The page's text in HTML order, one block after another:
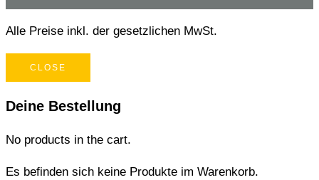
Alle Preise inkl. der gesetzlichen MwSt.
CLOSE
Deine Bestellung
No products in the cart.
Es befinden sich keine Produkte im Warenkorb.